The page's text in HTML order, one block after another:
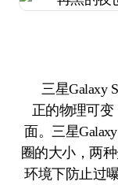
三星Galaxy
正的物理可
面。三星
圈的大小，两
环境下防止过